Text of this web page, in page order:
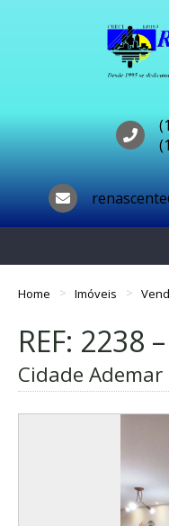
Home Imóveis
REF: 2238
Cidade Ademar